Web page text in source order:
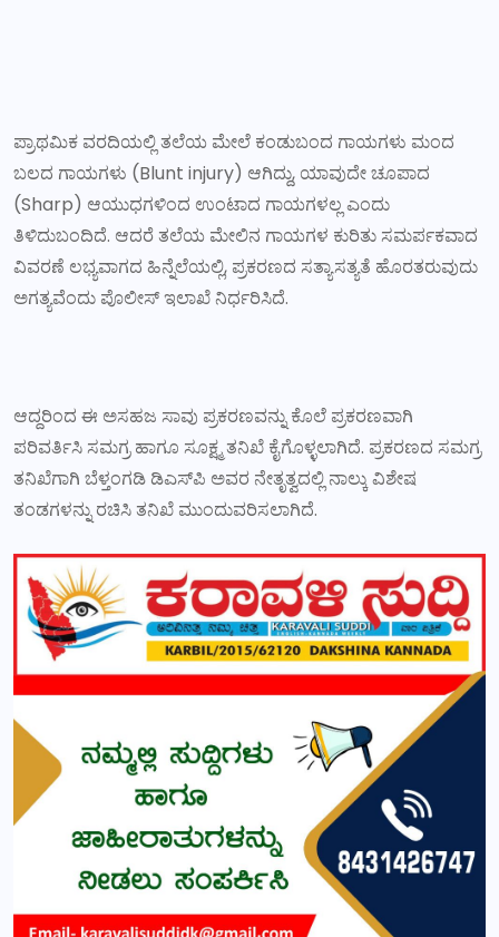
ಪ್ರಾಥಮಿಕ ವರದಿಯಲ್ಲಿ ತಲೆಯ ಮೇಲೆ ಕಂಡುಬಂದ ಗಾಯಗಳು ಮಂದ
ಬಲದ ಗಾಯಗಳು (Blunt injury) ಆಗಿದ್ದು, ಯಾವುದೇ ಚೂಪಾದ
(Sharp) ಆಯುಧಗಳಿಂದ ಉಂಟಾದ ಗಾಯಗಳಲ್ಲ ಎಂದು
ತಿಳಿದುಬಂದಿದೆ. ಆದರೆ ತಲೆಯ ಮೇಲಿನ ಗಾಯಗಳ ಕುರಿತು ಸಮರ್ಪಕವಾದ
ವಿವರಣೆ ಲಭ್ಯವಾಗದ ಹಿನ್ನೆಲೆಯಲ್ಲಿ, ಪ್ರಕರಣದ ಸತ್ಯಾಸತ್ಯತೆ ಹೊರತರುವುದು
ಅಗತ್ಯವೆಂದು ಪೊಲೀಸ್ ಇಲಾಖೆ ನಿರ್ಧರಿಸಿದೆ.
ಆದ್ದರಿಂದ ಈ ಅಸಹಜ ಸಾವು ಪ್ರಕರಣವನ್ನು ಕೊಲೆ ಪ್ರಕರಣವಾಗಿ
ಪರಿವರ್ತಿಸಿ ಸಮಗ್ರ ಹಾಗೂ ಸೂಕ್ಷ್ಮ ತನಿಖೆ ಕೈಗೊಳ್ಳಲಾಗಿದೆ. ಪ್ರಕರಣದ ಸಮಗ್ರ
ತನಿಖೆಗಾಗಿ ಬೆಳ್ತಂಗಡಿ ಡಿಎಸ್‌ಪಿ ಅವರ ನೇತೃತ್ವದಲ್ಲಿ ನಾಲ್ಕು ವಿಶೇಷ
ತಂಡಗಳನ್ನು ರಚಿಸಿ ತನಿಖೆ ಮುಂದುವರಿಸಲಾಗಿದೆ.